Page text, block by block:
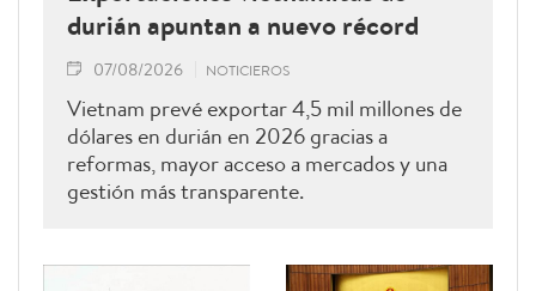
durián apuntan a nuevo récord
07/08/2026 NOTICIEROS
Vietnam prevé exportar 4,5 mil millones de
dólares en durián en 2026 gracias a
reformas, mayor acceso a mercados y una
gestión más transparente.